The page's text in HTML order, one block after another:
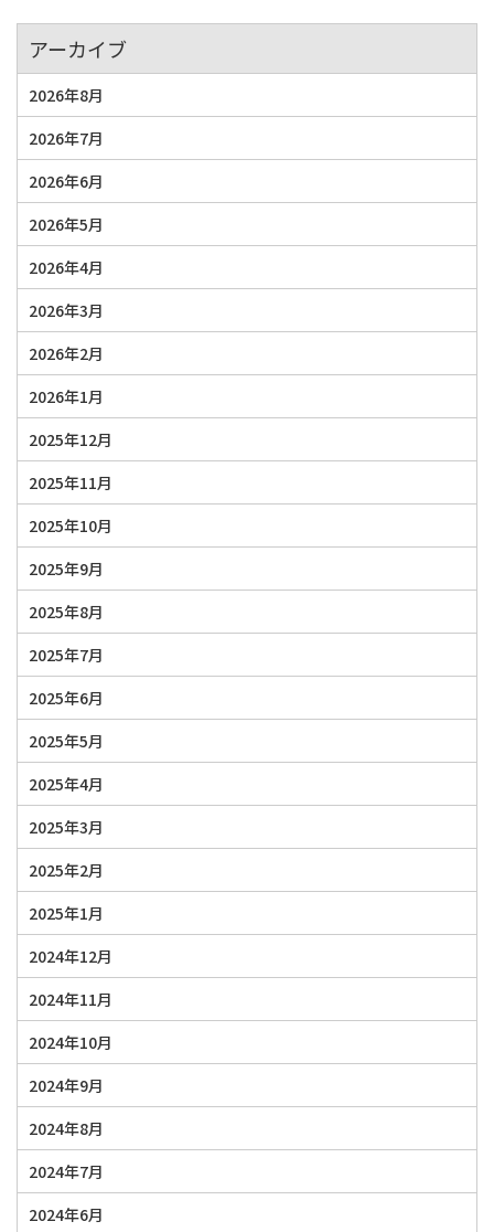
アーカイブ
2026年8月
2026年7月
2026年6月
2026年5月
2026年4月
2026年3月
2026年2月
2026年1月
2025年12月
2025年11月
2025年10月
2025年9月
2025年8月
2025年7月
2025年6月
2025年5月
2025年4月
2025年3月
2025年2月
2025年1月
2024年12月
2024年11月
2024年10月
2024年9月
2024年8月
2024年7月
2024年6月